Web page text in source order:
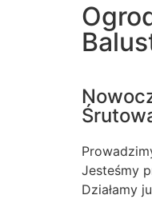
Jesteśmy
Działamy